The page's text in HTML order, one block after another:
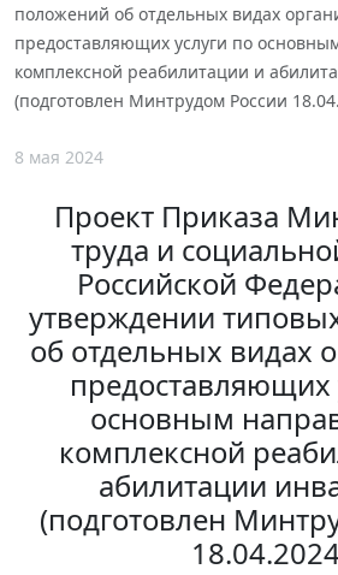
положений об отдельных видах
предоставляющих услуги по
комплексной реабилитации и
(подготовлен Минтрудом России
8 мая 2024
Проект Приказа
труда и
Российской
утверждении
об отдельных видах
предоставляющих
основным
комплексной
абилитации
(подготовлен